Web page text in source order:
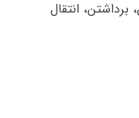
انتقال